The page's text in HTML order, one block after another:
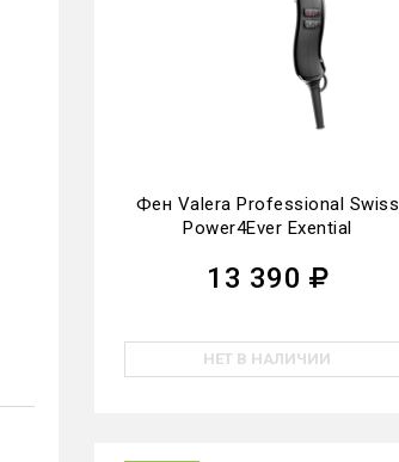
Фен Valera Professional Swiss
Power4Ever Exential
13 390
НЕТ В НАЛИЧИИ